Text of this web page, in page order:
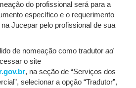
do profissional será para a
específico e o requerimento
Jucepar pelo profissional de sua
de nomeação como tradutor ad
o site
, na seção de “Serviços dos
selecionar a opção “Tradutor”,